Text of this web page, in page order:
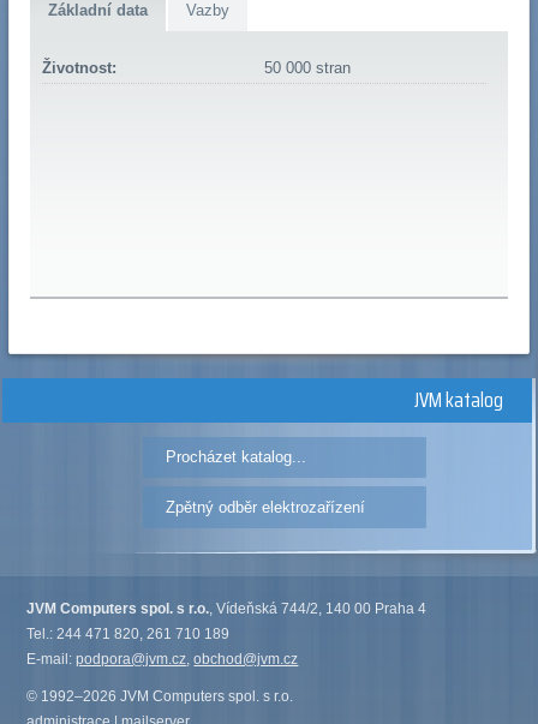
Základní data Vazby
Životnost: 50 000 stran
JVM katalog
Procházet katalog...
Zpětný odběr elektrozařízení
JVM Computers spol. s r.o., Vídeňská 744/2, 140 00 Praha 4
Tel.: 244 471 820, 261 710 189
E-mail:podpora@jvm.cz,obchod@jvm.cz
© 1992–2026 JVM Computers spol. s r.o.